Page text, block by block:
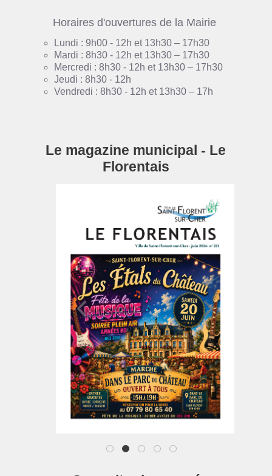
Horaires d'ouvertures de la Mairie
Lundi : 9h00 - 12h et 13h30 – 17h30
Mardi : 8h30 - 12h et 13h30 – 17h30
Mercredi : 8h30 - 12h et 13h30 – 17h30
Jeudi : 8h30 - 12h
Vendredi : 8h30 - 12h et 13h30 – 17h
Le magazine municipal - Le
Florentais
1 2 3 4 5